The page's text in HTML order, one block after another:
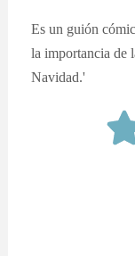
Es un guión
la importancia de
Navidad.'